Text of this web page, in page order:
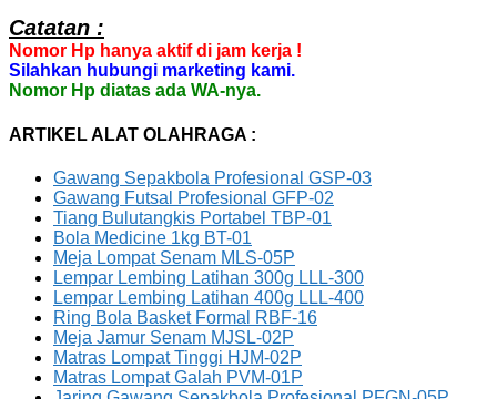
Catatan :
Nomor Hp hanya aktif di jam kerja !
Silahkan hubungi marketing kami.
Nomor Hp diatas ada WA-nya.
ARTIKEL ALAT OLAHRAGA :
Gawang Sepakbola Profesional GSP-03
Gawang Futsal Profesional GFP-02
Tiang Bulutangkis Portabel TBP-01
Bola Medicine 1kg BT-01
Meja Lompat Senam MLS-05P
Lempar Lembing Latihan 300g LLL-300
Lempar Lembing Latihan 400g LLL-400
Ring Bola Basket Formal RBF-16
Meja Jamur Senam MJSL-02P
Matras Lompat Tinggi HJM-02P
Matras Lompat Galah PVM-01P